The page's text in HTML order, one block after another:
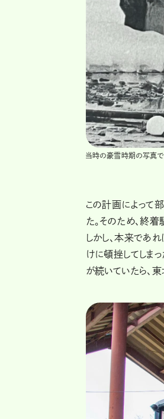
当時の豪雪時期の写真で
この計画によって
た。そのため、終
しかし、本来であ
けに頓挫してしま
が続いていたら、